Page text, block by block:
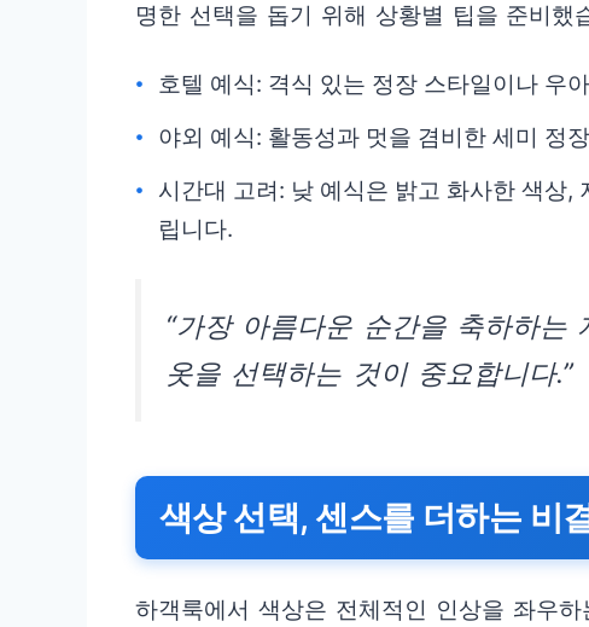
명한 선택을 돕기 위해 상황별 팁을 준비했
호텔 예식: 격식 있는 정장 스타일이나 우
야외 예식: 활동성과 멋을 겸비한 세미 정
시간대 고려: 낮 예식은 밝고 화사한 색상,
립니다.
“가장 아름다운 순간을 축하하는
옷을 선택하는 것이 중요합니다.”
색상 선택, 센스를 더하는 비
하객룩에서 색상은 전체적인 인상을 좌우